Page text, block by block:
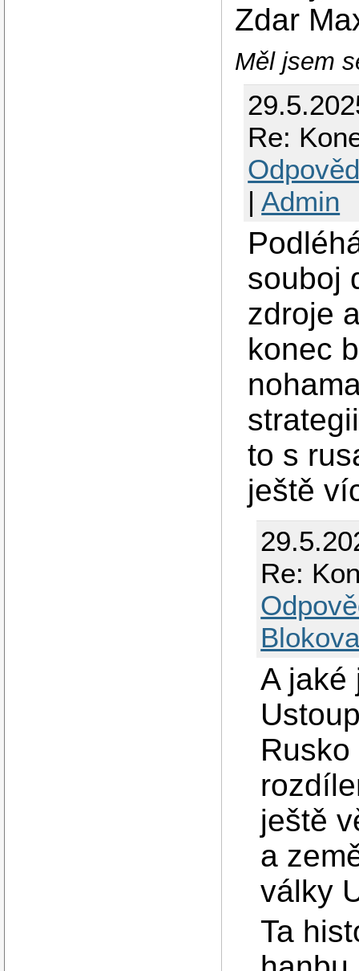
Zdar
Měl jsem
Re:
|Admin
souboj
zdroje
konec
to s
ještě
Re:
A jaké
ještě
a
války
Ta